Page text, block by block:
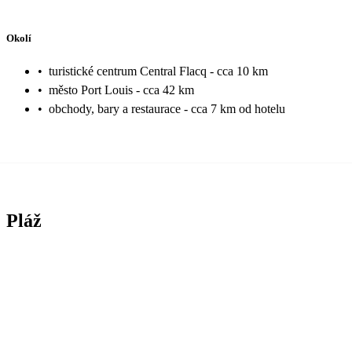
Okolí
• turistické centrum Central Flacq - cca 10 km
• město Port Louis - cca 42 km
• obchody, bary a restaurace - cca 7 km od hotelu
Pláž